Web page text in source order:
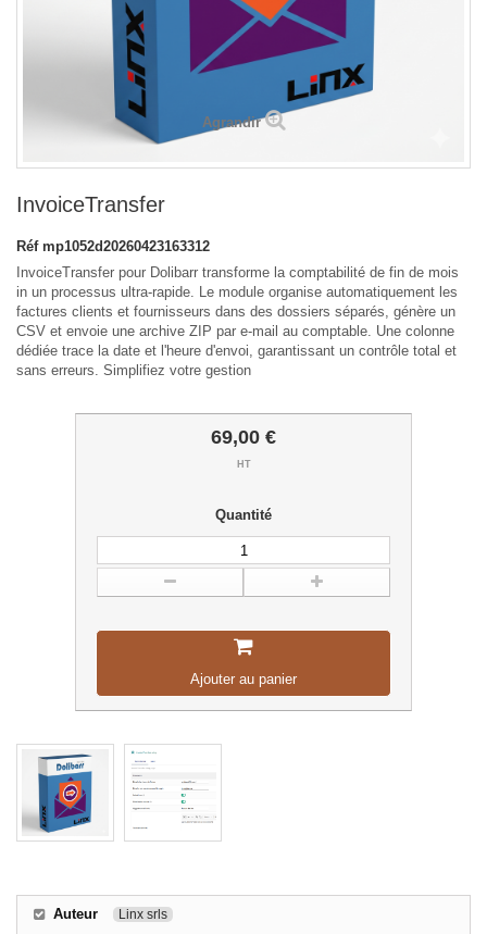
Agrandir
InvoiceTransfer
Réf mp1052d20260423163312
InvoiceTransfer pour Dolibarr transforme la comptabilité de fin de mois
in un processus ultra-rapide. Le module organise automatiquement les
factures clients et fournisseurs dans des dossiers séparés, génère un
CSV et envoie une archive ZIP par e-mail au comptable. Une colonne
dédiée trace la date et l'heure d'envoi, garantissant un contrôle total et
sans erreurs. Simplifiez votre gestion
69,00 €
HT
Quantité
Ajouter au panier
Auteur Linx srls